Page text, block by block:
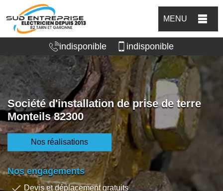
MENU
indisponible indisponible
Société d'installation de prise de terre
Monteils 82300
Nos réalisations
Nos engagements
Devis et déplacement gratuits